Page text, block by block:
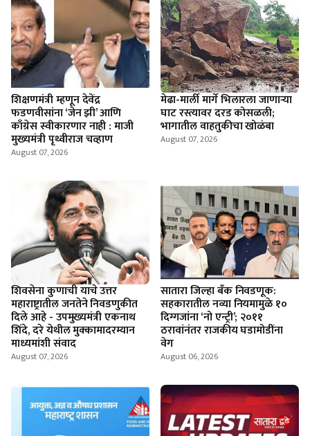
शिक्षणमंत्री म्हणून देवेंद्र
फडणवीसांना ‘जेन झी’ आणि
काँग्रेस स्वीकारणार नाही : माजी
मुख्यमंत्री पृथ्वीराज चव्हाण
August 07, 2026
मेढा-मार्ली मार्गे भिलारला जाणाऱ्या
घाट रस्त्यावर दरड कोसळली;
भागातील वाहतुकीचा खोळंबा
August 07, 2026
शिवसेना कुणाची याचे उत्तर
महाराष्ट्रातील जनतेने निवडणुकीत
दिले आहे - उपमुख्यमंत्री एकनाथ
शिंदे, दरे येथील मुक्कामादरम्यान
माध्यमांशी संवाद
August 07, 2026
सातारा जिल्हा बँक निवडणूक:
सहकारातील नव्या नियमामुळे १०
दिग्गजांना ‘नो एन्ट्री’; २०११
ठरावांनंतर राजकीय घडामोडींना
वेग
August 06, 2026